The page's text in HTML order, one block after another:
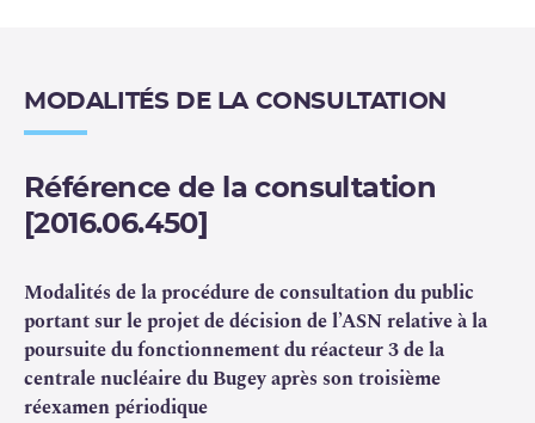
permet d’une part, d’examiner en profondeur la situation
de l’installation afin de vérifier qu’elle respecte bien
conformité), et, d’autre part, d’améliorer son niveau de
sûreté au regard des exigences applicables à des
installations présentant des objectifs et des pratiques de
des connaissances ainsi que le retour d’expérience
national et international (réévaluation de sûreté). Le
réexamen périodique permet également de vérifier que
les différents phénomènes de vieillissement des
installations seront maîtrisés pendant une période
MODALITÉS DE LA CONSULTATION
Référence de la consultation
[2016.06.450]
Modalités de la procédure de consultation du public
portant sur le projet de décision de l’ASN relative à la
poursuite du fonctionnement du réacteur 3 de la
centrale nucléaire du Bugey après son troisième
réexamen périodique